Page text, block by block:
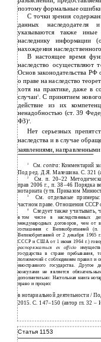
поэтому формальные ошибки
С точки зрения
данных наследодателя
указываются также
наследнику информации
нахождения
В настоящее время
наследство
Основ законодательства РФ
о праве на наследство
хотя на практике, даже в
случаи3. С принятием
действие из их
ненадобностью (ст. 39
ФЗ)4.
Нет серьезных
наследства и в случае
заявлениями,
1 См.contra: Комментарий
Под ред. Д.Я. Малешина. С. 321
2См. п. 20–22
прав 2006 г., п. 38–46 Порядка
нотариата (утв. Приказом
3 См. отдельные
частном праве. Отношения СССР
4Следует также учитывать,
в том числе в наследственных
международных договоров, чем от
соглашения с Великобританией
Великобританией от 2 декабря
СССР и США от 1 июня 1964 г.)
распоряжаться ex officio
государства в стране пребывания,
полномочий с соблюдением правил и
иностранного государства. Другое
консулами не является
дополнительно: Настольная книга
право и процесс
в нотариальной деятельности /
2015. С. 147–150 (автор гл. 32 –
Статья 1153